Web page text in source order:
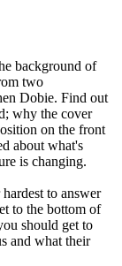
background of
two
Dobie. Find out
why the cover
on the front
about what's
is changing.
to answer
to the bottom of
should get to
and what their